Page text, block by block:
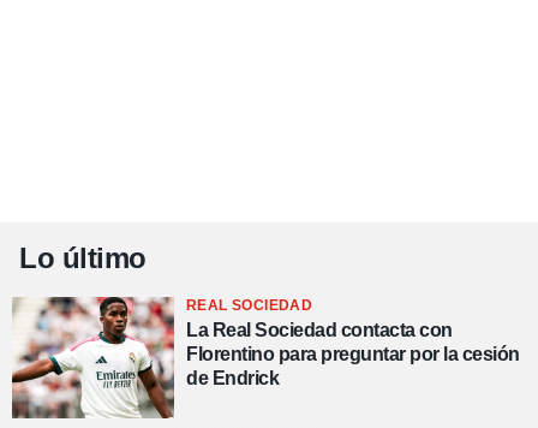
Lo último
REAL SOCIEDAD
La Real Sociedad contacta con
Florentino para preguntar por la cesión
de Endrick